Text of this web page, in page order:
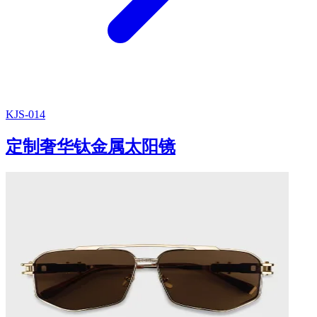
KJS-014
定制奢华钛金属太阳镜